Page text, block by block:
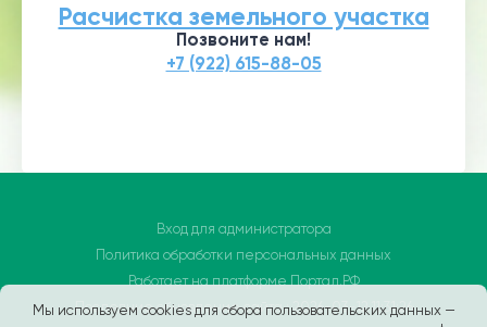
Мы используем cookies для сбора пользовательских данных —
Расчистка земельного участка
Позвоните нам!
+7 (922) 615-88-05
Вход для администратора
Политика обработки персональных данных
Работает на платформеПортал.РФ
Последние обновление сайта: 2026-03-12 11:31:26